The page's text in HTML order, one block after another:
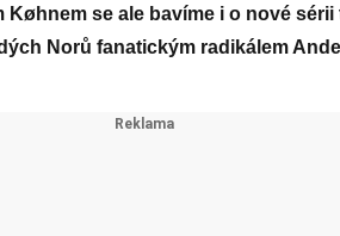
Køhnem se ale bavíme i o nové sérii
Norů fanatickým radikálem